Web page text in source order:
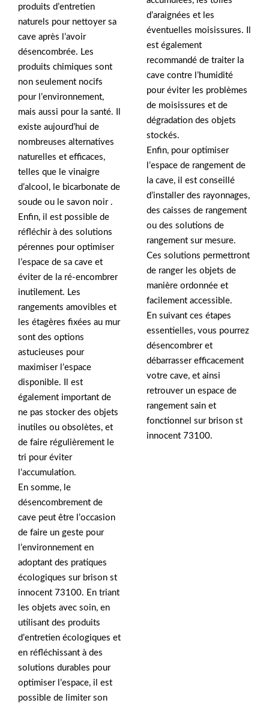
produits d’entretien
naturels pour nettoyer sa
cave après l’avoir
désencombrée. Les
produits chimiques sont
non seulement nocifs
pour l’environnement,
mais aussi pour la santé. Il
existe aujourd’hui de
nombreuses alternatives
naturelles et efficaces,
telles que le vinaigre
d’alcool, le bicarbonate de
soude ou le savon noir .
Enfin, il est possible de
réfléchir à des solutions
pérennes pour optimiser
l’espace de sa cave et
éviter de la ré-encombrer
inutilement. Les
rangements amovibles et
les étagères fixées au mur
sont des options
astucieuses pour
maximiser l’espace
disponible. Il est
également important de
ne pas stocker des objets
inutiles ou obsolètes, et
de faire régulièrement le
tri pour éviter
l’accumulation.
En somme, le
désencombrement de
cave peut être l’occasion
de faire un geste pour
l’environnement en
adoptant des pratiques
écologiques sur brison st
innocent 73100. En triant
les objets avec soin, en
utilisant des produits
d’entretien écologiques et
en réfléchissant à des
solutions durables pour
optimiser l’espace, il est
possible de limiter son
d’araignées et les
éventuelles moisissures. Il
est également
recommandé de traiter la
cave contre l’humidité
pour éviter les problèmes
de moisissures et de
dégradation des objets
stockés.
Enfin, pour optimiser
l’espace de rangement de
la cave, il est conseillé
d’installer des rayonnages,
des caisses de rangement
ou des solutions de
rangement sur mesure.
Ces solutions permettront
de ranger les objets de
manière ordonnée et
facilement accessible.
En suivant ces étapes
essentielles, vous pourrez
désencombrer et
débarrasser efficacement
votre cave, et ainsi
retrouver un espace de
rangement sain et
fonctionnel sur brison st
innocent 73100.